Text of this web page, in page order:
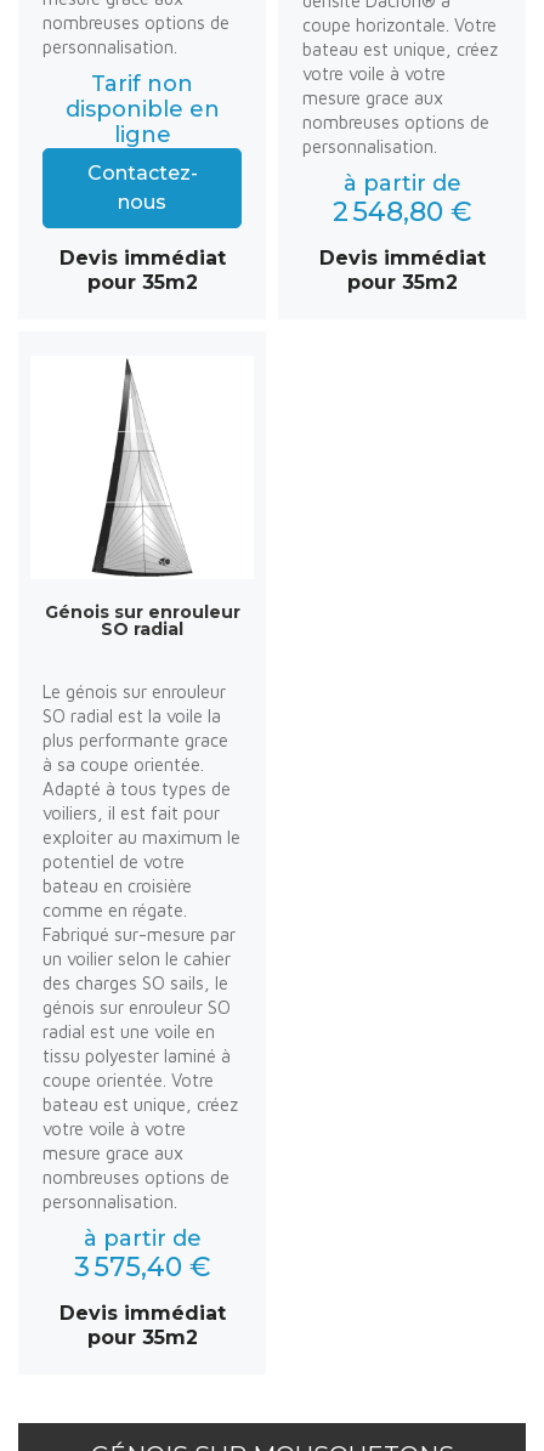
nombreuses options de
personnalisation.
Tarif non
disponible en
ligne
Contactez-
nous
Devis immédiat
pour 35m2
coupe horizontale. Votre
bateau est unique, créez
votre voile à votre
mesure grace aux
nombreuses options de
personnalisation.
à partir de
2 548,80 €
Devis immédiat
pour 35m2
Génois sur enrouleur
SO radial
Le génois sur enrouleur
SO radial est la voile la
plus performante grace
à sa coupe orientée.
Adapté à tous types de
voiliers, il est fait pour
exploiter au maximum le
potentiel de votre
bateau en croisière
comme en régate.
Fabriqué sur-mesure par
un voilier selon le cahier
des charges SO sails, le
génois sur enrouleur SO
radial est une voile en
tissu polyester laminé à
coupe orientée. Votre
bateau est unique, créez
votre voile à votre
mesure grace aux
nombreuses options de
personnalisation.
à partir de
3 575,40 €
Devis immédiat
pour 35m2